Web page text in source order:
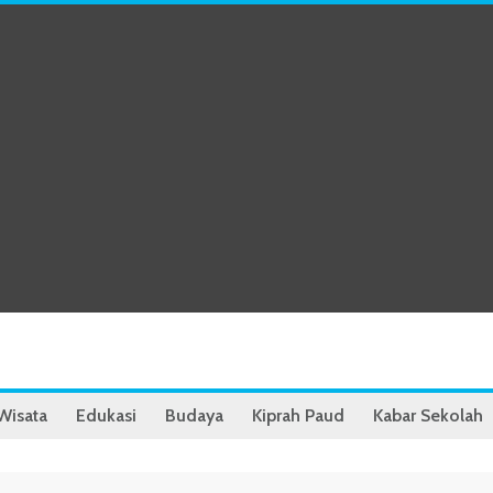
Edukasi Budaya Kiprah Paud Kabar Sekolah